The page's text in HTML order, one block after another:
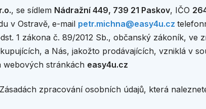
, se sídlem Nádražní 449, 739 21 Paskov, IČO
v Ostravě, e-mail petr.michna@easy4u.cz
1 zákona č. 89/2012 Sb., občanský zákoník, ve
a Nás, jakožto prodávajících, vzniklá v
webových stránkách easy4u.cz
zpracování osobních údajů, která